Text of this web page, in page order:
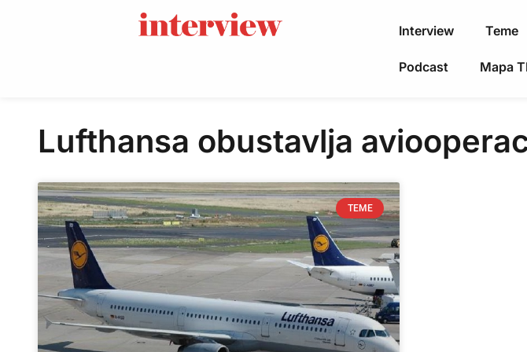
Interview Teme
Podcast Mapa
Lufthansa obustavlja
TEME